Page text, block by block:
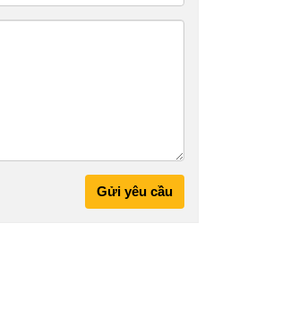
Gửi yêu cầu